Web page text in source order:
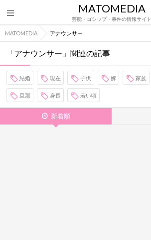
MATOMEDIA
芸能・ゴシップ・事件の情報サイト
MATOMEDIA アナウンサー
「アナウンサー」関連の記事
結婚 現在 子供 嫁 家族
旦那 身長 若い頃
新着順